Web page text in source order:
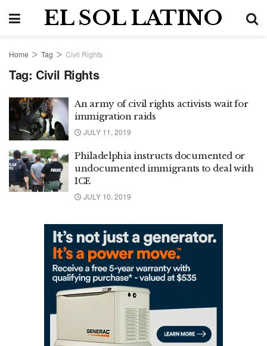
EL SOL LATINO
Home Tag Civil Rights
Tag: Civil Rights
An army of civil rights activists wait for
immigration raids
JULY 11, 2019
Philadelphia instructs documented or
undocumented immigrants to deal with
ICE
JULY 10, 2019